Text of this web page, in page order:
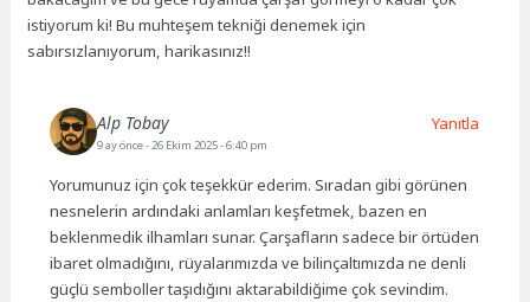
istiyorum ki! Bu muhteşem tekniği denemek için
sabırsızlanıyorum, harikasınız!!
Alp Tobay
9 ay önce- 26 Ekim 2025 - 6:40 pm
Yorumunuz için çok teşekkür ederim. Sıradan gibi görünen
nesnelerin ardındaki anlamları keşfetmek, bazen en
beklenmedik ilhamları sunar. Çarşafların sadece bir örtüden
ibaret olmadığını, rüyalarımızda ve bilinçaltımızda ne denli
güçlü semboller taşıdığını aktarabildiğime çok sevindim.
Yanıtla